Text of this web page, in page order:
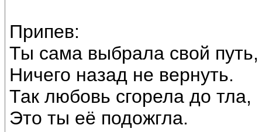
Припев:
Ты сама выбрала свой путь,
Ничего назад не вернуть.
Так любовь сгорела до тла,
Это ты её подожгла.